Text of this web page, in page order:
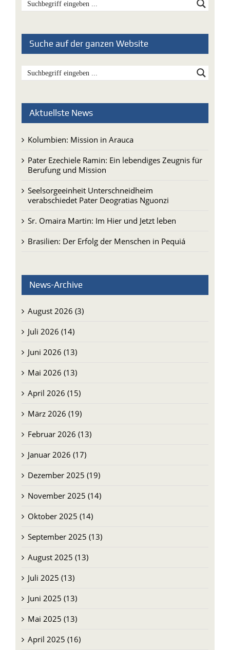
Suche auf der ganzen Website
Aktuellste News
Kolumbien: Mission in Arauca
Pater Ezechiele Ramin: Ein lebendiges Zeugnis für
Berufung und Mission
Seelsorgeeinheit Unterschneidheim
verabschiedet Pater Deogratias Nguonzi
Sr. Omaira Martin: Im Hier und Jetzt leben
Brasilien: Der Erfolg der Menschen in Pequiá
News-Archive
August 2026 (3)
Juli 2026 (14)
Juni 2026 (13)
Mai 2026 (13)
April 2026 (15)
März 2026 (19)
Februar 2026 (13)
Januar 2026 (17)
Dezember 2025 (19)
November 2025 (14)
Oktober 2025 (14)
September 2025 (13)
August 2025 (13)
Juli 2025 (13)
Juni 2025 (13)
Mai 2025 (13)
April 2025 (16)